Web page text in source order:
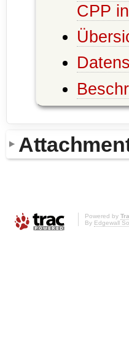
CPP
Powered by
By Edgewall